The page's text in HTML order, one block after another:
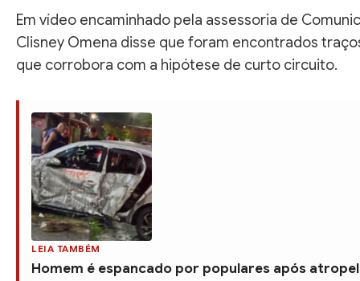
Em vídeo encaminhado pela assessoria de
Clisney Omena disse que foram encontrados
que corrobora com a hipótese de curto circuito.
LEIA TAMBÉM
Homem é espancado por populares após